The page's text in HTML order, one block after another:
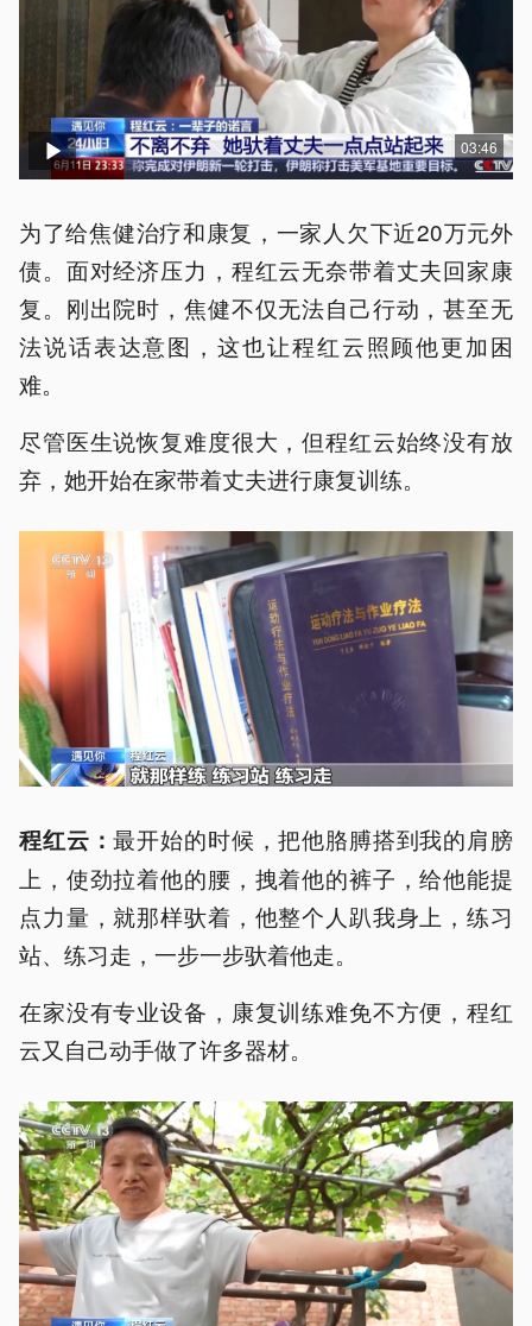
03:46
为了给焦健治疗和康复，一家人欠下近20万元外
债。面对经济压力，程红云无奈带着丈夫回家康
复。刚出院时，焦健不仅无法自己行动，甚至无
法说话表达意图，这也让程红云照顾他更加困
难。
尽管医生说恢复难度很大，但程红云始终没有放
弃，她开始在家带着丈夫进行康复训练。
程红云：最开始的时候，把他胳膊搭到我的肩膀
上，使劲拉着他的腰，拽着他的裤子，给他能提
点力量，就那样驮着，他整个人趴我身上，练习
站、练习走，一步一步驮着他走。
在家没有专业设备，康复训练难免不方便，程红
云又自己动手做了许多器材。